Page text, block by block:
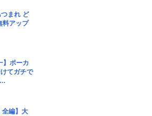
まれ ど
料アップ
】ポーカ
てガチで
全編】大